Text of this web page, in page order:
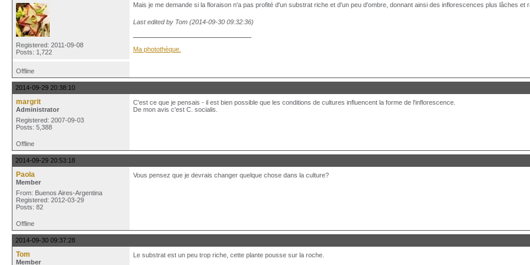
Registered: 2011-09-08
Posts: 1,722
Mais je me demande si la floraison n'a pas profité d'un substrat riche et d'un peu d'ombre, donnant ainsi des inflorescences plus lâches et
Last edited by Tom (2014-09-30 09:32:36)
Ma photothèque.
Offline
2014-09-29 20:38:10
margrit
Administrator
Registered: 2007-09-03
Posts: 5,388
C'est ce que je pensais - il est bien possible que les conditions de cultures influencent la forme de l'inflorescence.
De mon avis c'est C. socialis.
Offline
2014-09-29 20:53:18
Paola
Member
From: Buenos Aires-Argentina
Registered: 2012-03-29
Posts: 82
Vous pensez que je devrais changer quelque chose dans la culture?
Offline
2014-09-30 09:37:28
Tom
Member
Le substrat est un peu trop riche, cette plante pousse sur la roche.